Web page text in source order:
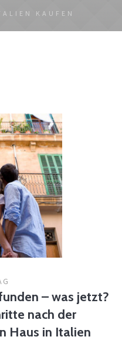
KAUFEN
– was jetzt?
nach der
Haus in Italien